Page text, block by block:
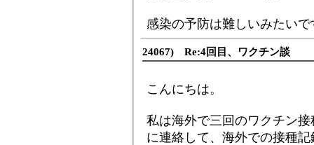
感染の予防は難しいみたいで
24067) Re:4回目、ワクチン談
こんにちは。
私は海外で三回のワクチン
に連絡して、海外での接種